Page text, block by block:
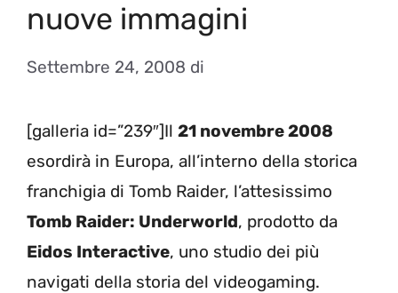
nuove immagini
Settembre 24, 2008 di
[galleria id=”239″]Il 21 novembre 2008
esordirà in Europa, all’interno della storica
franchigia di Tomb Raider, l’attesissimo
Tomb Raider: Underworld, prodotto da
Eidos Interactive, uno studio dei più
navigati della storia del videogaming.